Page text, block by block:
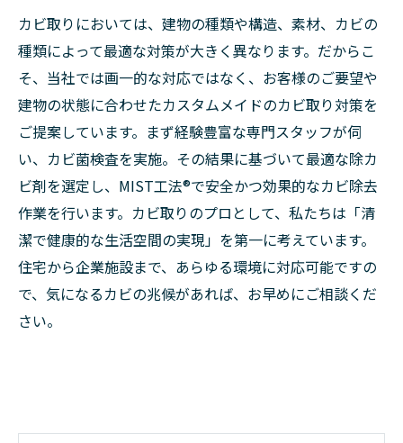
カビ取りにおいては、建物の種類や構造、素材、カビの
種類によって最適な対策が大きく異なります。だからこ
そ、当社では画一的な対応ではなく、お客様のご要望や
建物の状態に合わせたカスタムメイドのカビ取り対策を
ご提案しています。まず経験豊富な専門スタッフが伺
い、カビ菌検査を実施。その結果に基づいて最適な除カ
ビ剤を選定し、MIST工法®で安全かつ効果的なカビ除去
作業を行います。カビ取りのプロとして、私たちは「清
潔で健康的な生活空間の実現」を第一に考えています。
住宅から企業施設まで、あらゆる環境に対応可能ですの
で、気になるカビの兆候があれば、お早めにご相談くだ
さい。